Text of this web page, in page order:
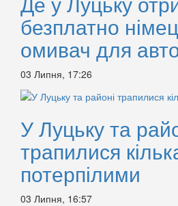
безплатно
омивач для
03 Липня, 17:26
У Луцьку та
трапилися
потерпілими
03 Липня, 16:57